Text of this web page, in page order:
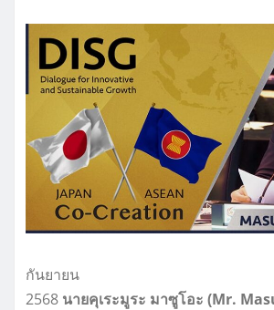
กันยายน
2568 นายคุเระมูระ มาซูโอะ (Mr.